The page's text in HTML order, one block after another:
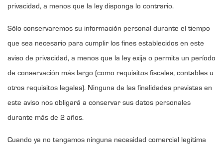
privacidad, a menos que la ley disponga lo contrario.
Sólo conservaremos su información personal durante el tiempo
que sea necesario para cumplir los fines establecidos en este
aviso de privacidad, a menos que la ley exija o permita un período
de conservación más largo (como requisitos fiscales, contables u
otros requisitos legales). Ninguna de las finalidades previstas en
este aviso nos obligará a conservar sus datos personales
durante más de 2 años.
Cuando ya no tengamos ninguna necesidad comercial legítima